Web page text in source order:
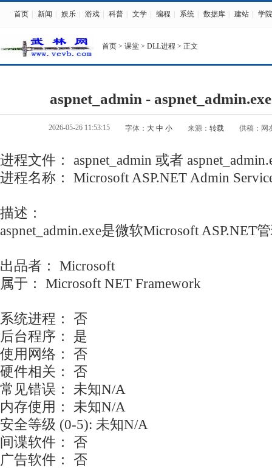
首页 新闻 娱乐 游戏 科普 文学 编程 系统 数据库 建站 学院
首页 > 课堂 > DLL进程 > 正文
aspnet_admin -
2026-05-26 11:53:15 字体： 大 中 小 来源： 转载 供稿：网
进程文件： aspnet_admin 或者
进程名称： Microsoft ASP.NET Admin
描述：
aspnet_admin.exe是微软Microsoft ASP.NET
出品者： Microsoft
属于： Microsoft NET Framework
系统进程： 否
后台程序： 是
使用网络： 否
硬件相关： 否
常见错误： 未知N/A
内存使用： 未知N/A
安全等级 (0-5): 未知N/A
间谍软件： 否
广告软件： 否